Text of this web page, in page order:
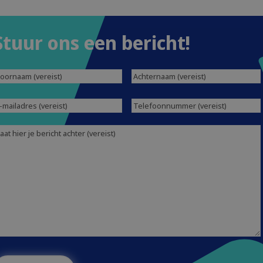
ons een bericht!
(Vereist) Achternaam(Vereist)
(Vereist)
Telefoonnummer(Vereist)
(Vereist)